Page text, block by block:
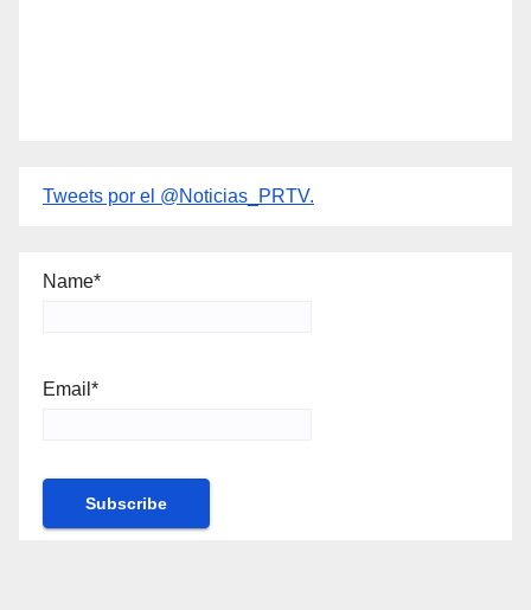
Tweets por el @Noticias_PRTV.
Name*
Email*